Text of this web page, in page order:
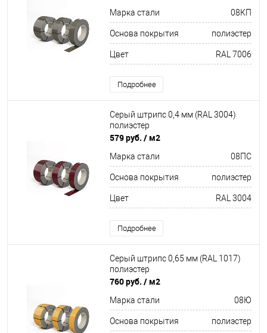
Марка стали 08КП
Основа покрытия полиэстер
Цвет RAL 7006
Подробнее
Серый штрипс 0,4 мм (RAL 3004)
полиэстер
579 руб. / м2
Марка стали 08ПС
Основа покрытия полиэстер
Цвет RAL 3004
Подробнее
Серый штрипс 0,65 мм (RAL 1017)
полиэстер
760 руб. / м2
Марка стали 08Ю
Основа покрытия полиэстер